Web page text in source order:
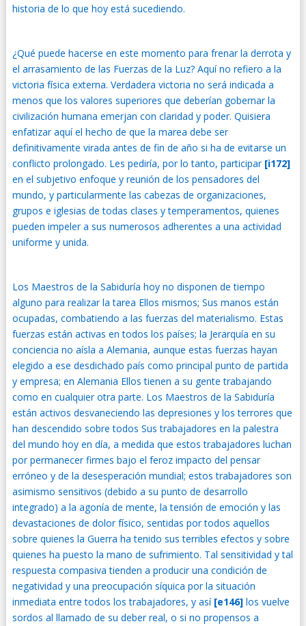
historia de lo que hoy está sucediendo.
¿Qué puede hacerse en este momento para frenar la derrota y
el arrasamiento de las Fuerzas de la Luz? Aquí no refiero a la
victoria física externa. Verdadera victoria no será indicada a
menos que los valores superiores que deberían gobernar la
civilización humana emerjan con claridad y poder. Quisiera
enfatizar aquí el hecho de que la marea debe ser
definitivamente virada antes de fin de año si ha de evitarse un
conflicto prolongado. Les pediría, por lo tanto, participar [i172]
en el subjetivo enfoque y reunión de los pensadores del
mundo, y particularmente las cabezas de organizaciones,
grupos e iglesias de todas clases y temperamentos, quienes
pueden impeler a sus numerosos adherentes a una actividad
uniforme y unida.
Los Maestros de la Sabiduría hoy no disponen de tiempo
alguno para realizar la tarea Ellos mismos; Sus manos están
ocupadas, combatiendo a las fuerzas del materialismo. Estas
fuerzas están activas en todos los países; la Jerarquía en su
conciencia no aísla a Alemania, aunque estas fuerzas hayan
elegido a ese desdichado país como principal punto de partida
y empresa; en Alemania Ellos tienen a su gente trabajando
como en cualquier otra parte. Los Maestros de la Sabiduría
están activos desvaneciendo las depresiones y los terrores que
han descendido sobre todos Sus trabajadores en la palestra
del mundo hoy en día, a medida que estos trabajadores luchan
por permanecer firmes bajo el feroz impacto del pensar
erróneo y de la desesperación mundial; estos trabajadores son
asimismo sensitivos (debido a su punto de desarrollo
integrado) a la agonía de mente, la tensión de emoción y las
devastaciones de dolor físico, sentidas por todos aquellos
sobre quienes la Guerra ha tenido sus terribles efectos y sobre
quienes ha puesto la mano de sufrimiento. Tal sensitividad y tal
respuesta compasiva tienden a producir una condición de
negatividad y una preocupación síquica por la situación
inmediata entre todos los trabajadores, y así [e146] los vuelve
sordos al llamado de su deber real, o si no propensos a